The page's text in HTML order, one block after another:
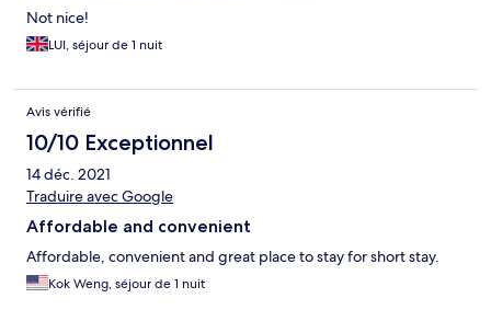
Not nice!
LUI, séjour de 1 nuit
Avis vérifié
10/10 Exceptionnel
14 déc. 2021
Traduire avec Google
Affordable and convenient
Affordable, convenient and great place to stay for short stay.
Kok Weng, séjour de 1 nuit